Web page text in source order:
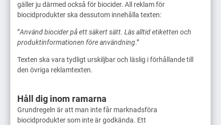
gäller ju därmed också för biocider. All reklam för
biocidprodukter ska dessutom innehålla texten:
”Använd biocider på ett säkert sätt. Läs alltid etiketten och
produktinformationen före användning.”
Texten ska vara tydligt urskiljbar och läslig i förhållande till
den övriga reklamtexten.
Håll dig inom ramarna
Grundregeln är att man inte får marknadsföra
biocidprodukter som inte är godkända. Ett